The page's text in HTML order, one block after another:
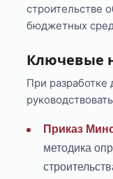
строительстве
бюджетных
Ключевые
При
Приказ
методика